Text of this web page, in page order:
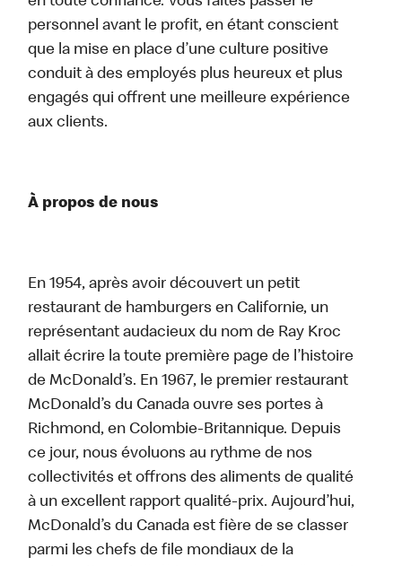
personnel avant le profit, en étant conscient
que la mise en place d’une culture positive
conduit à des employés plus heureux et plus
engagés qui offrent une meilleure expérience
aux clients.
À propos de nous
En 1954, après avoir découvert un petit
restaurant de hamburgers en Californie, un
représentant audacieux du nom de Ray Kroc
allait écrire la toute première page de l’histoire
de McDonald’s. En 1967, le premier restaurant
McDonald’s du Canada ouvre ses portes à
Richmond, en Colombie-Britannique. Depuis
ce jour, nous évoluons au rythme de nos
collectivités et offrons des aliments de qualité
à un excellent rapport qualité-prix. Aujourd’hui,
McDonald’s du Canada est fière de se classer
parmi les chefs de file mondiaux de la